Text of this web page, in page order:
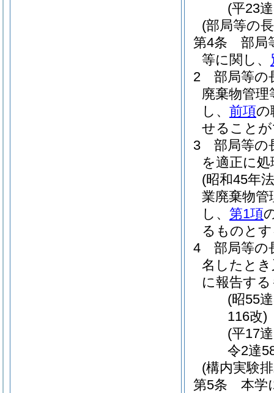
(平23
(部局等の
第4条
部局
等に関し、
2
部局等の
廃棄物管理
し、 前項の
せること
3
部局等の
を適正に
(昭和45年
業廃棄物管
し、 第1項
るものと
4
部局等の
名したと
に報告す
(昭55
116改)
(平17
令2達
(構内実験
第5条
本学